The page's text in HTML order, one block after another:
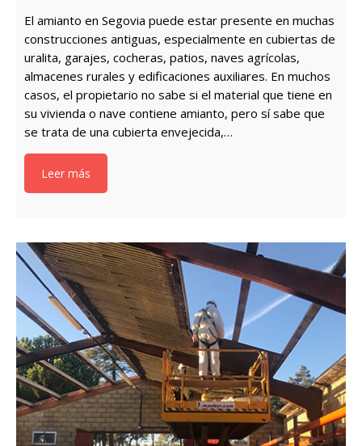
El amianto en Segovia puede estar presente en muchas
construcciones antiguas, especialmente en cubiertas de
uralita, garajes, cocheras, patios, naves agrícolas,
almacenes rurales y edificaciones auxiliares. En muchos
casos, el propietario no sabe si el material que tiene en
su vivienda o nave contiene amianto, pero sí sabe que
se trata de una cubierta envejecida,…
Leer más